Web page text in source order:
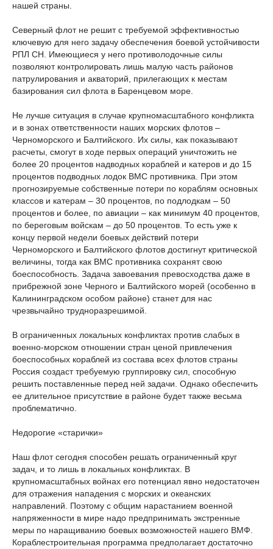
нашей страны.
Северный флот не решит с требуемой эффективностью
ключевую для него задачу обеспечения боевой устойчивости
РПЛ СН. Имеющиеся у него противолодочные силы
позволяют контролировать лишь малую часть районов
патрулирования и акваторий, прилегающих к местам
базирования сил флота в Баренцевом море.
Не лучше ситуация в случае крупномасштабного конфликта
и в зонах ответственности наших морских флотов –
Черноморского и Балтийского. Их силы, как показывают
расчеты, смогут в ходе первых операций уничтожить не
более 20 процентов надводных кораблей и катеров и до 15
процентов подводных лодок ВМС противника. При этом
прогнозируемые собственные потери по кораблям основных
классов и катерам – 30 процентов, по подлодкам – 50
процентов и более, по авиации – как минимум 40 процентов,
по береговым войскам – до 50 процентов. То есть уже к
концу первой недели боевых действий потери
Черноморского и Балтийского флотов достигнут критической
величины, тогда как ВМС противника сохранят свою
боеспособность. Задача завоевания превосходства даже в
прибрежной зоне Черного и Балтийского морей (особенно в
Калининградском особом районе) станет для нас
чрезвычайно трудноразрешимой.
В ограниченных локальных конфликтах против слабых в
военно-морском отношении стран ценой привлечения
боеспособных кораблей из состава всех флотов страны
Россия создаст требуемую группировку сил, способную
решить поставленные перед ней задачи. Однако обеспечить
ее длительное присутствие в районе будет также весьма
проблематично.
Недорогие «старички»
Наш флот сегодня способен решать ограниченный круг
задач, и то лишь в локальных конфликтах. В
крупномасштабных войнах его потенциал явно недостаточен
для отражения нападения с морских и океанских
направлений. Поэтому с общим нарастанием военной
напряженности в мире надо предпринимать экстренные
меры по наращиванию боевых возможностей нашего ВМФ.
Кораблестроительная программа предполагает достаточно